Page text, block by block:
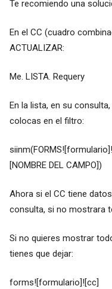
Te recomiendo una
En el CC (cuadro
ACTUALIZAR:
Me. LISTA. Requery
En la lista, en su
colocas en el filtro:
[NOMBRE DEL CAMPO])
Ahora si el CC tiene
consulta, si no mostrara
Si no quieres mostrar
tienes que dejar:
forms![formulario]![cc]